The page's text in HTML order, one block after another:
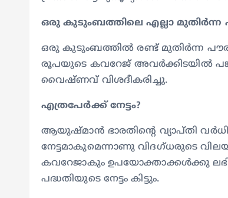
ഒരു കുടുംബത്തിലെ എല്ലാ
ഒരു കുടുംബത്തില്‍ രണ്ട് മുതിര്‍ന്ന
രൂപയുടെ കവറേജ് അവര്‍ക്കിടയില്‍
വൈഷ്ണവ് വിശദീകരിച്ചു.
എത്രപേര്‍ക്ക് നേട്ടം?
ആയുഷ്മാന്‍ ഭാരതിന്റെ വ്യാപ്തി
നേട്ടമാകുമെന്നാണു വിദഗ്ധരുടെ
കവറേജാകും ഉപയോക്താക്കള്‍ക്കു
പദ്ധതിയുടെ നേട്ടം കിട്ടും.